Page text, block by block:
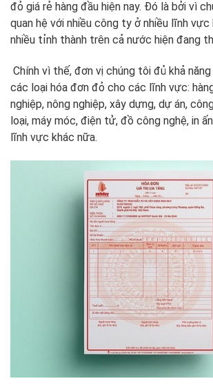
đỏ giá rẻ hàng đầu hiện nay. Đó là bởi vì
quan hệ với nhiều công ty ở nhiều lĩnh vực
nhiều tỉnh thành trên cả nước hiện đang
Chính vì thế, đơn vị chúng tôi đủ khả
các loại hóa đơn đỏ cho các lĩnh vực:
nghiệp, nông nghiệp, xây dựng, dự án,
loại, máy móc, điện tử, đồ công nghệ, in
lĩnh vực khác nữa.